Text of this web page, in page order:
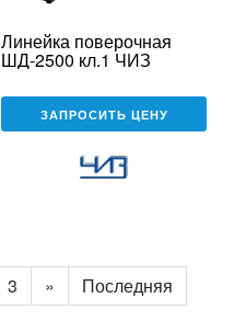
Линейка поверочная
ШД-2500 кл.1 ЧИЗ
ЗАПРОСИТЬ ЦЕНУ
3 » Последняя